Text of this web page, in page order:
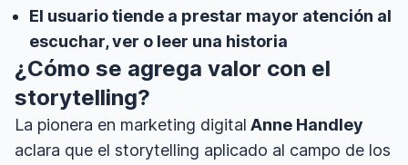
El usuario tiende a prestar mayor atención al
escuchar, ver o leer una historia
¿Cómo se agrega valor con el
storytelling?
La pionera en marketing digital Anne Handley
aclara que el storytelling aplicado al campo de los